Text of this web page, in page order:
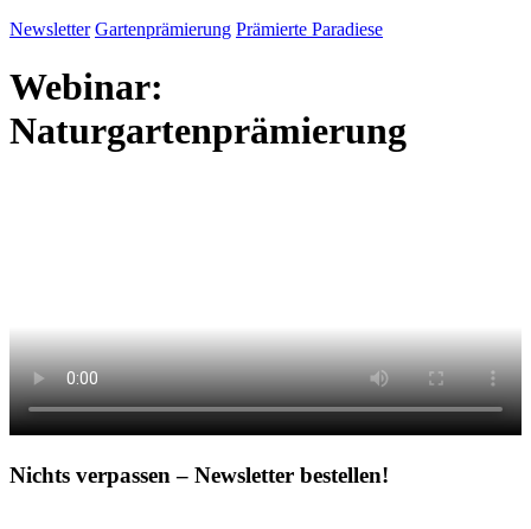
Newsletter Gartenprämierung Prämierte Paradiese
Webinar:
Naturgartenprämierung
Nichts verpassen – Newsletter bestellen!